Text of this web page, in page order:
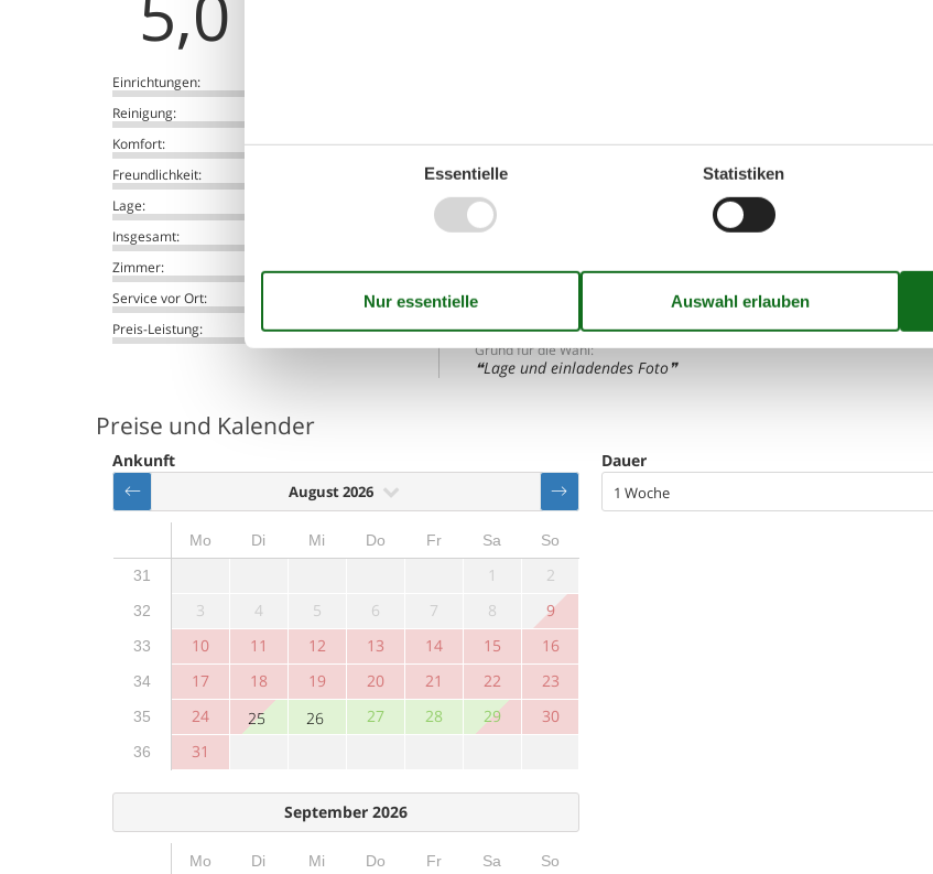
Einrichtungen:
Reinigung:
Komfort:
5,0
Freundlichkeit:
Lage:
Insgesamt:
Zimmer:
5,0
Service vor Ort:
5,0
Preis-Leistung:
5,0
Einrichtungen: Reinigung:
Freundlichkeit:
tolle Lage, schönes Haus, sehr nette Vermieter, Wohnung ist
und sehr gepfleht
Grund für die Wahl:
Lage und einladendes Foto
Preise und Kalender
Ankunft
August 2026
Mo Di Mi Do Fr Sa
So
31
1 2
32 3 4 5 6 7 8 9
33 10 11 12 13 14 15 16
34 17 18 19 20 21 22 23
35 24 25 26 27 28 29 30
36 31
September 2026
Mo Di Mi Do Fr Sa
So
Dauer
1 Woche
Essentielle Statistiken